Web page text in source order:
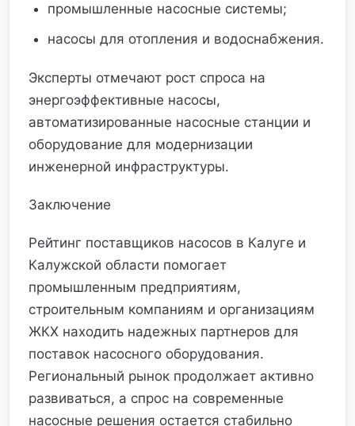
промышленные насосные системы;
насосы для отопления и водоснабжения.
Эксперты отмечают рост спроса на
энергоэффективные насосы,
автоматизированные насосные станции и
оборудование для модернизации
инженерной инфраструктуры.
Заключение
Рейтинг поставщиков насосов в Калуге и
Калужской области помогает
промышленным предприятиям,
строительным компаниям и организациям
ЖКХ находить надежных партнеров для
поставок насосного оборудования.
Региональный рынок продолжает активно
развиваться, а спрос на современные
насосные решения остается стабильно